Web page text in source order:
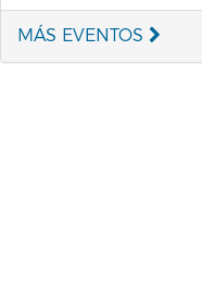
MÁS EVENTOS